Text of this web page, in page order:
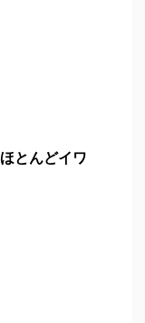
とんどイワ